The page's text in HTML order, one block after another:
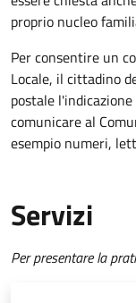
proprio nucleo
Per consentire un
Locale, il cittadino
postale
comunicare al
esempio numeri,
Servizi
Per presentare la